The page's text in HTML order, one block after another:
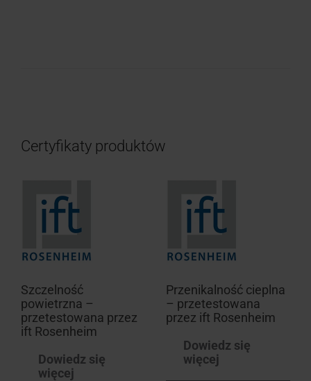
Certyfikaty produktów
Szczelność
powietrzna –
przetestowana przez
ift Rosenheim
Dowiedz się
więcej
Przenikalność cieplna
– przetestowana
przez ift Rosenheim
Dowiedz się
więcej